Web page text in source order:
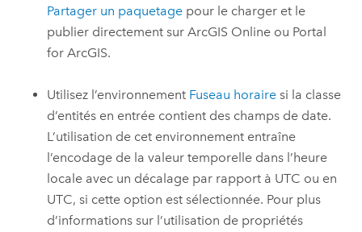
Partager un paquetage pour le charger et le
publier directement surArcGIS Online ou Portal
for ArcGIS.
Utilisez l’environnement Fuseau horaire si la classe
d’entités en entrée contient des champs de date.
L’utilisation de cet environnement entraîne
l’encodage de la valeur temporelle dans l’heure
locale avec un décalage par rapport à UTC ou en
UTC, si cette option est sélectionnée. Pour plus
d’informations sur l’utilisation de propriétés